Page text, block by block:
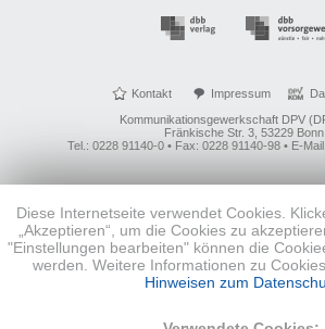
Kontakt Impressum
Kommunikationsgewerkschaft DPV
Fränkische Str. 3, 53229 Bonn
Tel.: 0228 91140-0 • Fax: 0228 91140-98 • E-
Diese Internetseite verwendet Cookies.
„Akzeptieren“, um die Cookies zu
"Einstellungen bearbeiten" können die
werden. Weitere Informationen zu
Hinweisen zum